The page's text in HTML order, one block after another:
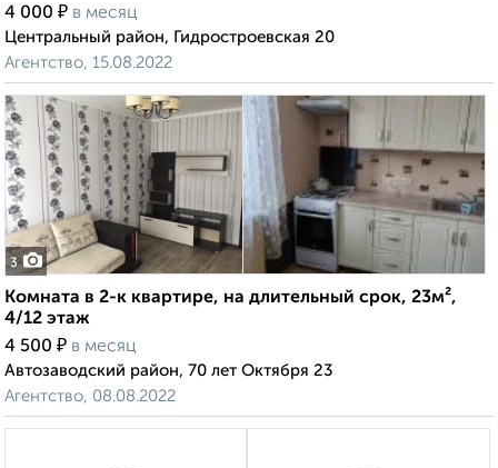
4 000 ₽ в месяц
Центральный район, Гидростроевская 20
Агентство, 15.08.2022
3
Комната в 2-к квартире, на длительный срок, 23м²,
4/12 этаж
4 500 ₽ в месяц
Автозаводский район, 70 лет Октября 23
Агентство, 08.08.2022